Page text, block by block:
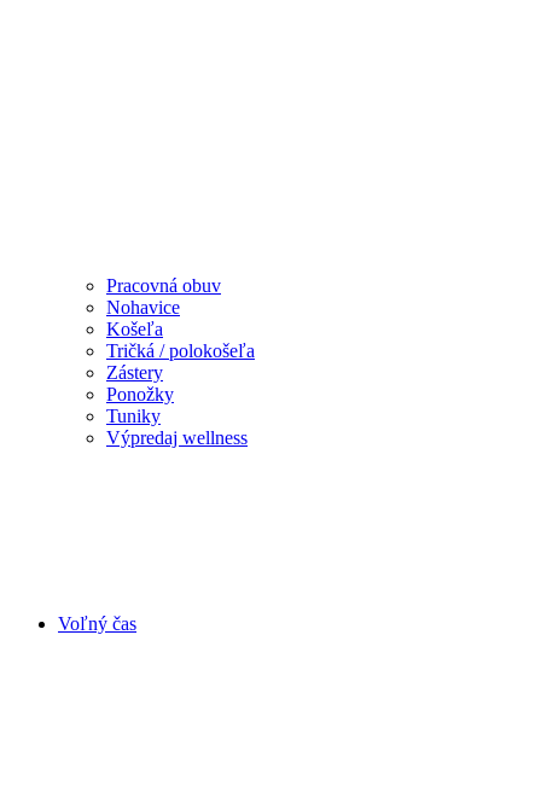
Pracovná obuv
Nohavice
Košeľa
Tričká / polokošeľa
Zástery
Ponožky
Tuniky
Výpredaj wellness
Voľný čas